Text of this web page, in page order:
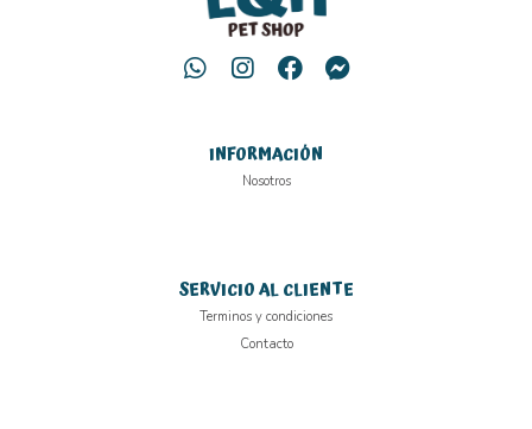
INFORMACIÓN
Nosotros
SERVICIO AL CLIENTE
Terminos y condiciones
Contacto